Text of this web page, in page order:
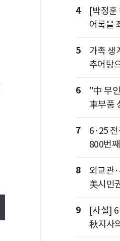
4
[박정훈
어록을
5
가족 생
추어탕
6
"中 무
車부품
7
6·25
800번
8
외교관
美시민
9
[사설]
秋지사